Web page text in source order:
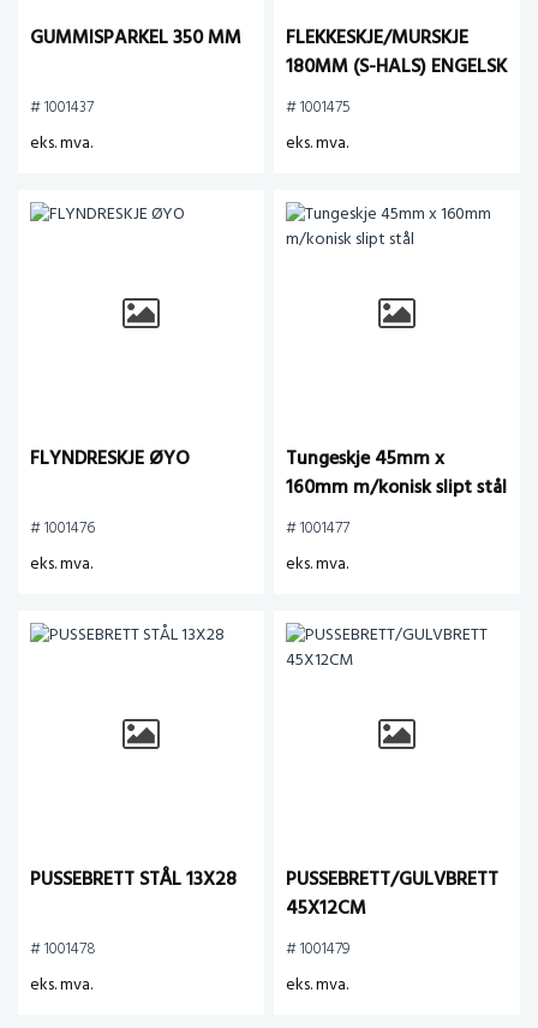
GUMMISPARKEL 350 MM
# 1001437
eks. mva.
FLEKKESKJE/MURSKJE
180MM (S-HALS) ENGELSK
TYPE
# 1001475
eks. mva.
FLYNDRESKJE ØYO
# 1001476
eks. mva.
Tungeskje 45mm x
160mm m/konisk slipt stål
# 1001477
eks. mva.
PUSSEBRETT STÅL 13X28
# 1001478
eks. mva.
PUSSEBRETT/GULVBRETT
45X12CM
# 1001479
eks. mva.